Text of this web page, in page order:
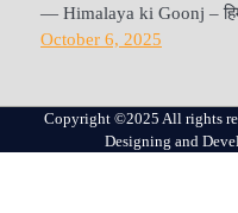
— Himalaya ki Goonj –
October 6, 2025
Copyright ©2025 All rights
Designing and